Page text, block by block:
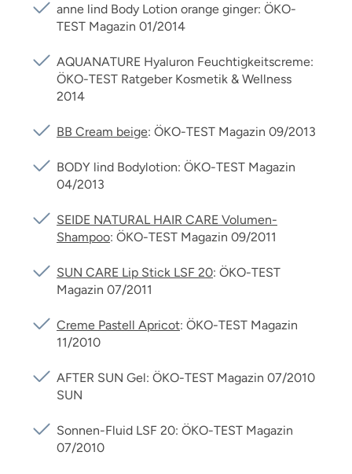
anne lind Body Lotion orange ginger: ÖKO-
TEST Magazin 01/2014
AQUANATURE Hyaluron Feuchtigkeitscreme:
ÖKO-TEST Ratgeber Kosmetik & Wellness
2014
BB Cream beige: ÖKO-TEST Magazin 09/2013
BODY lind Bodylotion: ÖKO-TEST Magazin
04/2013
SEIDE NATURAL HAIR CARE Volumen-
Shampoo: ÖKO-TEST Magazin 09/2011
SUN CARE Lip Stick LSF 20: ÖKO-TEST
Magazin 07/2011
Creme Pastell Apricot: ÖKO-TEST Magazin
11/2010
AFTER SUN Gel: ÖKO-TEST Magazin 07/2010
SUN
Sonnen-Fluid LSF 20: ÖKO-TEST Magazin
07/2010